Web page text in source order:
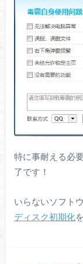
特に事耐える必
了です！
いらないソフト
ディスク初期化